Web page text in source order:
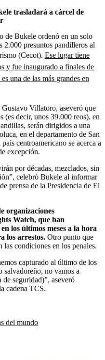
trasladará a cárcel de
de Bukele ordenó en un solo
2.000 presuntos pandilleros al
(Cecot). Ese lugar tiene
y fue inaugurado a finales de
una de las más grandes en
Villatoro, aseveró que
(es decir, unos 39.000 reos), en
serán dirigidos a una
en el departamento de San
centroamericano se acerca a
excepción.
por décadas, mezclados, sin
celebró Bukele al informar
prensa de la Presidencia de El
organizaciones
Watch, que han
los últimos meses a la hora
los arrestos. Otro punto que
las condiciones en los penales.
capturado al último de los
no vamos a
seguridad)”, aseveró
cadena TCS.
del mundo